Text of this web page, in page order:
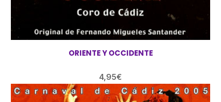
ORIENTE Y OCCIDENTE
4,95€